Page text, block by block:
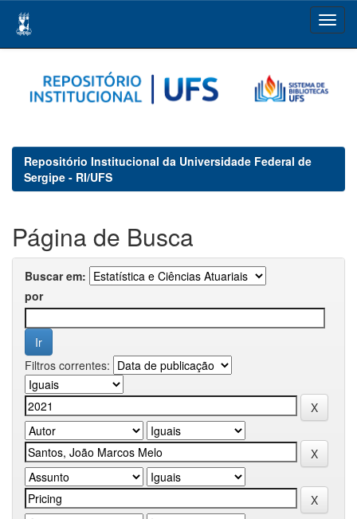
navigation
Repositório Institucional da Universidade Federal de
Sergipe - RI/UFS
Página de Busca
Buscar em:
por
Filtros correntes: